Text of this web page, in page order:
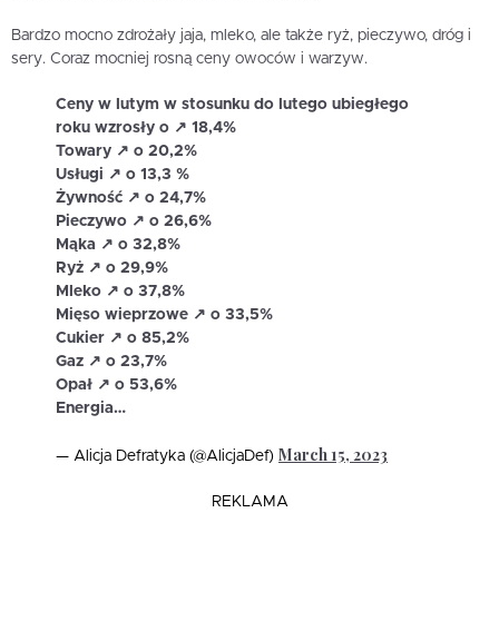
Bardzo mocno zdrożały jaja, mleko, ale także ryż, pieczywo, dróg i
sery. Coraz mocniej rosną ceny owoców i warzyw.
Ceny w lutym w stosunku do lutego ubiegłego
roku wzrosły o ↗️ 18,4%
Towary ↗️ o 20,2%
Usługi ↗️ o 13,3 %
Żywność ↗️ o 24,7%
Pieczywo ↗️ o 26,6%
Mąka ↗️ o 32,8%
Ryż ↗️ o 29,9%
Mleko ↗️ o 37,8%
Mięso wieprzowe ↗️ o 33,5%
Cukier ↗️ o 85,2%
Gaz ↗️ o 23,7%
Opał ↗️ o 53,6%
Energia…
— Alicja Defratyka (@AlicjaDef) March 15, 2023
REKLAMA